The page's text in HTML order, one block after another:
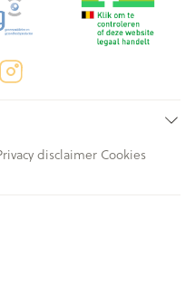
disclaimer Cookies